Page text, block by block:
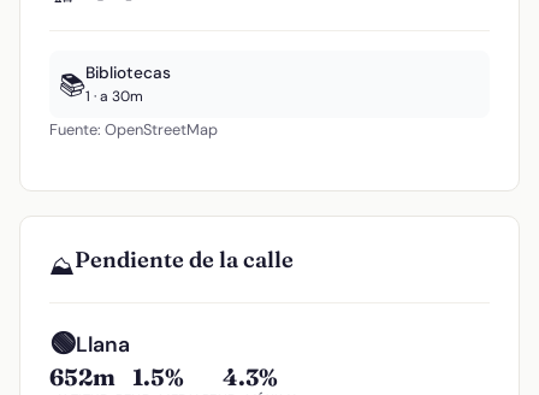
📚Bibliotecas
1 · a 30m
Fuente: OpenStreetMap
⛰️Pendiente de la calle
🟢Llana
652m 1.5% 4.3%